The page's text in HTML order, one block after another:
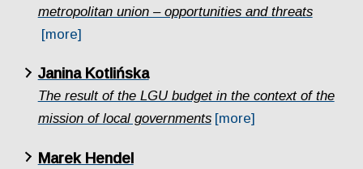
metropolitan union – opportunities and threats
[more]
Janina Kotlińska
The result of the LGU budget in the context of the
mission of local governments [more]
Marek Hendel